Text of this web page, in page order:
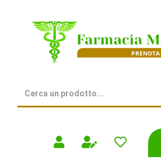
contenuto
Farmacia
Prodotto